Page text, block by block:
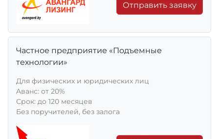
Отправить заявку
Частное предприятие «Подъемные
технологии»
Для физических и юридических лиц
Aванс: от 20%
Срок: до 120 месяцев
Без поручителей, без залога